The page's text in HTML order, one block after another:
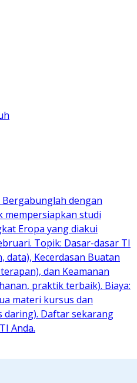
dengan
mempersiapkan studi
Eropa yang diakui
Topik: Dasar-dasar TI
data), Kecerdasan Buatan
dan Keamanan
praktik terbaik). Biaya:
materi kursus dan
daring). Daftar sekarang
Anda.